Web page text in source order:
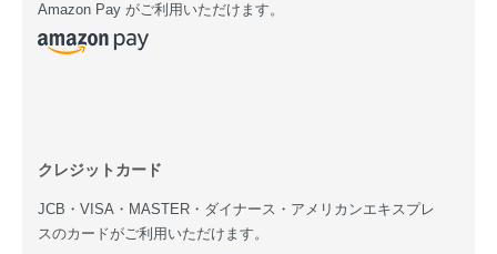
Amazon Pay がご利用いただけます。
クレジットカード
JCB・VISA・MASTER・ダイナース・アメリカンエキスプレ
スのカードがご利用いただけます。